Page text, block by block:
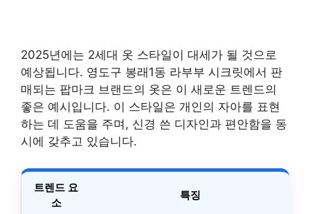
2025년에는 2세대 옷 스타일이 대세가 될 것으로
예상됩니다. 영도구 봉래1동 라부부 시크릿에서 판
매되는 팝마크 브랜드의 옷은 이 새로운 트렌드의
좋은 예시입니다. 이 스타일은 개인의 자아를 표현
하는 데 도움을 주며, 신경 쓴 디자인과 편안함을 동
시에 갖추고 있습니다.
트렌드 요
소
특징